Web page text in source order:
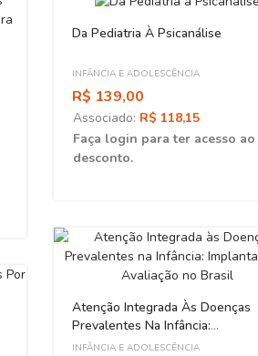
Da Pediatria À Psicanálise
INFÂNCIA E ADOLESCÊNCIA
R$ 139,00
Associado: R$ 118,15
Faça login para ter acesso ao
desconto.
Atenção Integrada Às Doenças
Prevalentes Na Infância:
Implantação E Avaliação No Brasil
INFÂNCIA E ADOLESCÊNCIA